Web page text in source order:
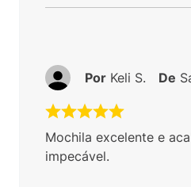
Mochila excelente e
impecável.
Por Keli S. De